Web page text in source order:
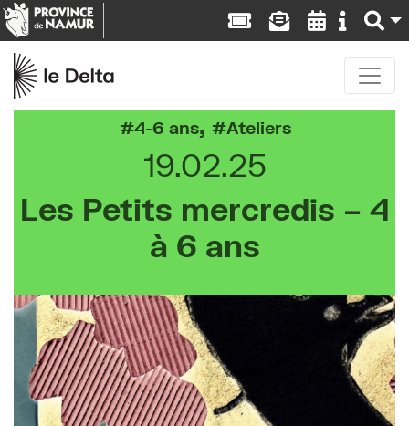
4-6 ans, Ateliers
19.02.25
Les Petits mercredis – 4
à 6 ans